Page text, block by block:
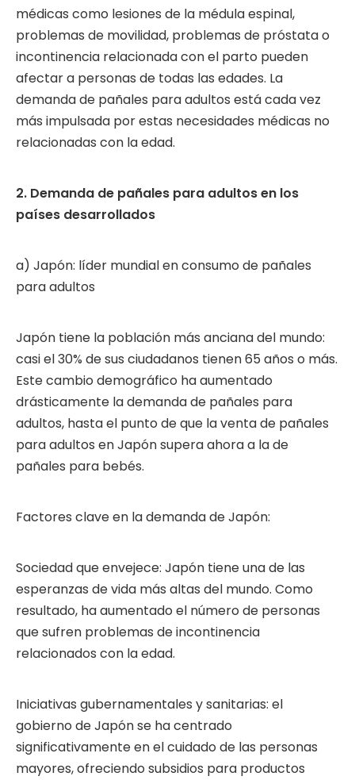
médicas como lesiones de la médula espinal,
problemas de movilidad, problemas de próstata o
incontinencia relacionada con el parto pueden
afectar a personas de todas las edades. La
demanda de pañales para adultos está cada vez
más impulsada por estas necesidades médicas no
relacionadas con la edad.
2. Demanda de pañales para adultos en los
países desarrollados
a) Japón: líder mundial en consumo de pañales
para adultos
Japón tiene la población más anciana del mundo:
casi el 30% de sus ciudadanos tienen 65 años o más.
Este cambio demográfico ha aumentado
drásticamente la demanda de pañales para
adultos, hasta el punto de que la venta de pañales
para adultos en Japón supera ahora a la de
pañales para bebés.
Factores clave en la demanda de Japón:
Sociedad que envejece: Japón tiene una de las
esperanzas de vida más altas del mundo. Como
resultado, ha aumentado el número de personas
que sufren problemas de incontinencia
relacionados con la edad.
Iniciativas gubernamentales y sanitarias: el
gobierno de Japón se ha centrado
significativamente en el cuidado de las personas
mayores, ofreciendo subsidios para productos